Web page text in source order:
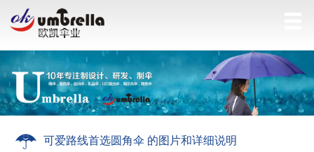
可爱路线首选圆角伞 的图片和详细说明